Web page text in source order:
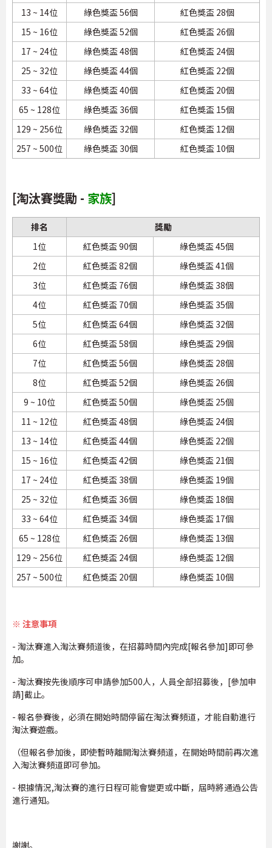
13 ~ 14位
綠色獎盃 56個
紅色獎盃 28個
15 ~ 16位
綠色獎盃 52個
紅色獎盃 26個
17 ~ 24位
綠色獎盃 48個
紅色獎盃 24個
25 ~ 32位
綠色獎盃 44個
紅色獎盃 22個
33 ~ 64位
綠色獎盃 40個
紅色獎盃 20個
65 ~ 128位
綠色獎盃 36個
紅色獎盃 15個
129 ~ 256位
綠色獎盃 32個
紅色獎盃 12個
257 ~ 500位
綠色獎盃 30個 紅色獎盃 10個
[淘汰賽獎勵 - 家族]
排名
獎勵
1位
紅色獎盃 90個
綠色獎盃 45個
2位
紅色獎盃 82個
綠色獎盃 41個
3位
紅色獎盃 76個
綠色獎盃 38個
4位
紅色獎盃 70個
綠色獎盃 35個
5位
紅色獎盃 64個
綠色獎盃 32個
6位
紅色獎盃 58個
綠色獎盃 29個
7位
紅色獎盃 56個
綠色獎盃 28個
8位
紅色獎盃 52個
綠色獎盃 26個
9 ~ 10位
紅色獎盃 50個
綠色獎盃 25個
11 ~ 12位
紅色獎盃 48個
綠色獎盃 24個
13 ~ 14位
紅色獎盃 44個
綠色獎盃 22個
15 ~ 16位
紅色獎盃 42個
綠色獎盃 21個
17 ~ 24位
紅色獎盃 38個
綠色獎盃 19個
25 ~ 32位
紅色獎盃 36個
綠色獎盃 18個
33 ~ 64位
紅色獎盃 34個
綠色獎盃 17個
65 ~ 128位
紅色獎盃 26個
綠色獎盃 13個
129 ~ 256位
紅色獎盃 24個
綠色獎盃 12個
257 ~ 500位
紅色獎盃 20個 綠色獎盃 10個
※ 注意事項
- 淘汰賽進入淘汰賽頻道後，在招募時間內完成[報名參加]即可參
加。
- 淘汰賽按先後順序可申請參加500人，人員全部招募後，[參加申
請]截止。
- 報名參賽後，必須在開始時間停留在淘汰賽頻道，才能自動進行
淘汰賽遊戲。
（但報名參加後，即使暫時離開淘汰賽頻道，在開始時間前再次進
入淘汰賽頻道即可參加。
- 根據情況,淘汰賽的進行日程可能會變更或中斷，屆時將通過公告
進行通知。
謝謝。